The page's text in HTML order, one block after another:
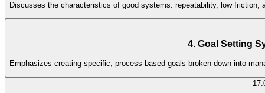
Discusses the characteristics of good systems: repeatability, low
4. Goal Setting
Emphasizes creating specific, process-based goals broken down into